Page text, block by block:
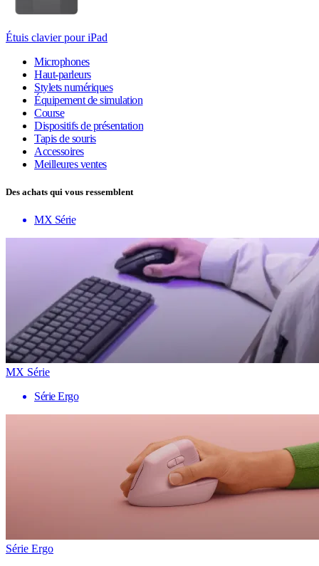
Étuis clavier pour iPad
Microphones
Haut-parleurs
Stylets numériques
Équipement de simulation
Course
Dispositifs de présentation
Tapis de souris
Accessoires
Meilleures ventes
Des achats qui vous ressemblent
MX Série
MX Série
Série Ergo
Série Ergo